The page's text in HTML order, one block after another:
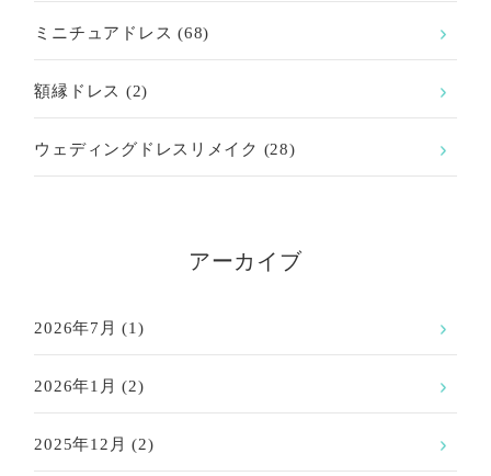
ミニチュアドレス (68)
額縁ドレス (2)
ウェディングドレスリメイク (28)
アーカイブ
2026年7月 (1)
2026年1月 (2)
2025年12月 (2)